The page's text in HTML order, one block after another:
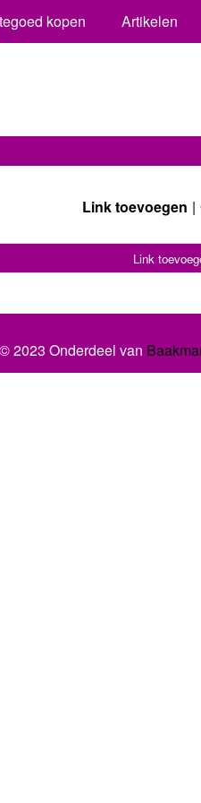
kopen Artikelen
Link toevoegen
Link
2023 Onderdeel van